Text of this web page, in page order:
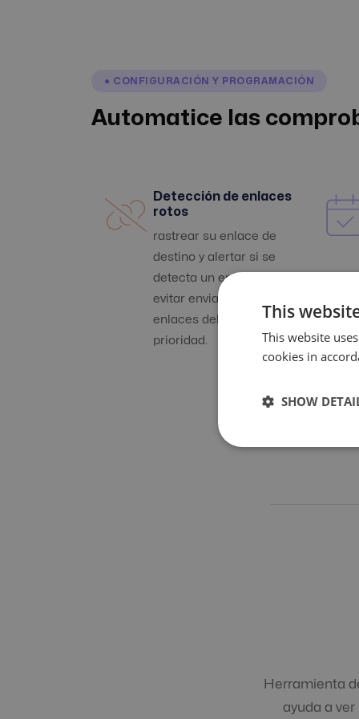
● CONFIGURACIÓN Y PROGRAMACIÓN
Automatice las
Detección de enlaces
rotos
rastrear su enlace de
destino y alertar si se
detecta un enlace roto para
evitar enviarlo a dichos
enlaces debería ser una
prioridad.
Herramienta
ayuda a
This
This website
cookies in
SHOW